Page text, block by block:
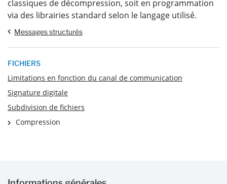
classiques de décompression, soit en programmation
via des librairies standard selon le langage utilisé.
Messages structurés
FICHIERS
Limitations en fonction du canal de communication
Signature digitale
Subdivision de fichiers
Compression